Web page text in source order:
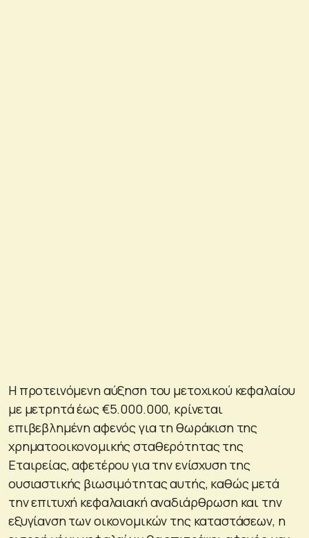
Η προτεινόμενη αύξηση του μετοχικού κεφαλαίου
με μετρητά έως €5.000.000, κρίνεται
επιβεβλημένη αφενός για τη θωράκιση της
χρηματοοικονομικής σταθερότητας της
Εταιρείας, αφετέρου για την ενίσχυση της
ουσιαστικής βιωσιμότητας αυτής, καθώς μετά
την επιτυχή κεφαλαιακή αναδιάρθρωση και την
εξυγίανση των οικονομικών της καταστάσεων, η